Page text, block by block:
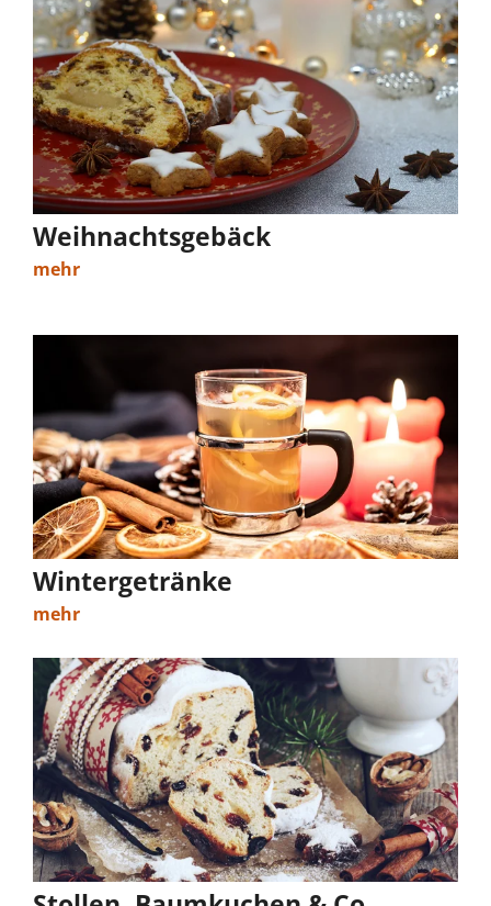
Weihnachtsgebäck
mehr
Wintergetränke
mehr